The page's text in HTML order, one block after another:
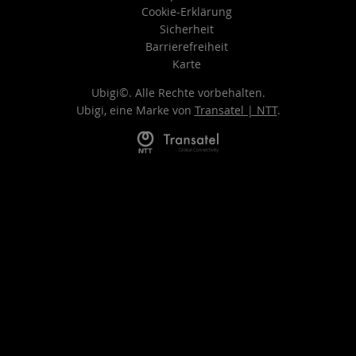
Cookie-Erklärung
Sicherheit
Barrierefreiheit
Karte
Ubigi©. Alle Rechte vorbehalten.
Ubigi, eine Marke von Transatel | NTT.